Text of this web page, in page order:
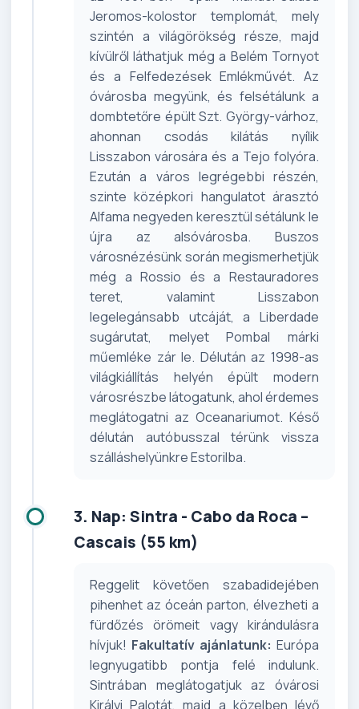
Jeromos-kolostor templomát, mely
szintén a világörökség része, majd
kívülről láthatjuk még a Belém Tornyot
és a Felfedezések Emlékművét. Az
óvárosba megyünk, és felsétálunk a
dombtetőre épült Szt. György-várhoz,
ahonnan csodás kilátás nyílik
Lisszabon városára és a Tejo folyóra.
Ezután a város legrégebbi részén,
szinte középkori hangulatot árasztó
Alfama negyeden keresztül sétálunk le
újra az alsóvárosba. Buszos
városnézésünk során megismerhetjük
még a Rossio és a Restauradores
teret, valamint Lisszabon
legelegánsabb utcáját, a Liberdade
sugárutat, melyet Pombal márki
műemléke zár le. Délután az 1998-as
világkiállítás helyén épült modern
városrészbe látogatunk, ahol érdemes
meglátogatni az Oceanariumot. Késő
délután autóbusszal térünk vissza
szálláshelyünkre Estorilba.
3. Nap: Sintra - Cabo da Roca –
Cascais (55 km)
Reggelit követően szabadidejében
pihenhet az óceán parton, élvezheti a
fürdőzés örömeit vagy kirándulásra
hívjuk! Fakultatív ajánlatunk: Európa
legnyugatibb pontja felé indulunk.
Sintrában meglátogatjuk az óvárosi
Királyi Palotát, majd a közelben lévő